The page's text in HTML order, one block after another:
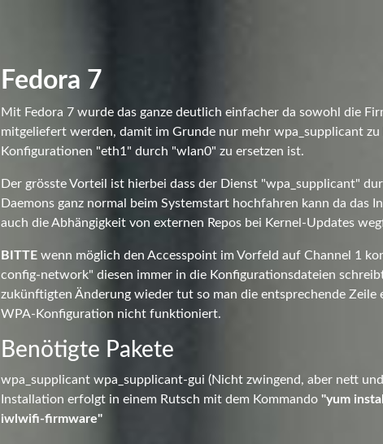
Fedora 7
Mit Fedora 7 wurde das ganze deutlich einfacher da sowohl die
mitgeliefert werden, damit im Grunde nur mehr wpa_supplicant
Konfigurationen "eth1" durch "wlan0" zu ersetzen ist.
Der grösste Vorteil ist hierbei dass der Dienst "wpa_supplicant"
Daemons ganz normal beim Systemstart hochfahren kann da das
auch die Abhängigkeit von externen Repos bei Kernel-Updates
BITTE wenn möglich den Accesspoint im Vorfeld auf Channel 1
config-network" diesen immer in die Konfigurationsdateien
zukünftigten Änderung wieder tut so man die entsprechende
WPA-Konfiguration nicht funktioniert.
Benötigte Pakete
wpa_supplicant wpa_supplicant-gui (Nicht zwingend, aber nett
Installation erfolgt in einem Rutsch mit dem Kommando"yum
iwlwifi-firmware"